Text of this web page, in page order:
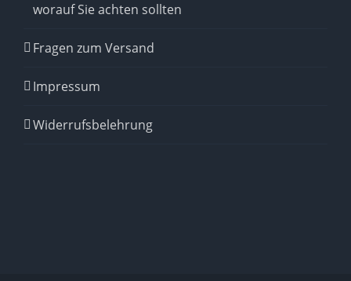
worauf Sie achten sollten
Fragen zum Versand
Impressum
Widerrufsbelehrung